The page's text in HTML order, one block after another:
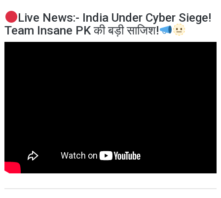
Live News:- India Under Cyber Siege!
Team Insane PK की बड़ी साजिश!